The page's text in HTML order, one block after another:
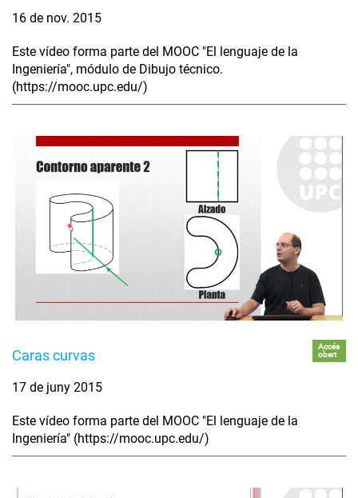
16 de nov. 2015
Este vídeo forma parte del MOOC "El lenguaje de la
Ingeniería", módulo de Dibujo técnico.
(https://mooc.upc.edu/)
Caras curvas
Accés
obert
17 de juny 2015
Este vídeo forma parte del MOOC "El lenguaje de la
Ingeniería" (https://mooc.upc.edu/)